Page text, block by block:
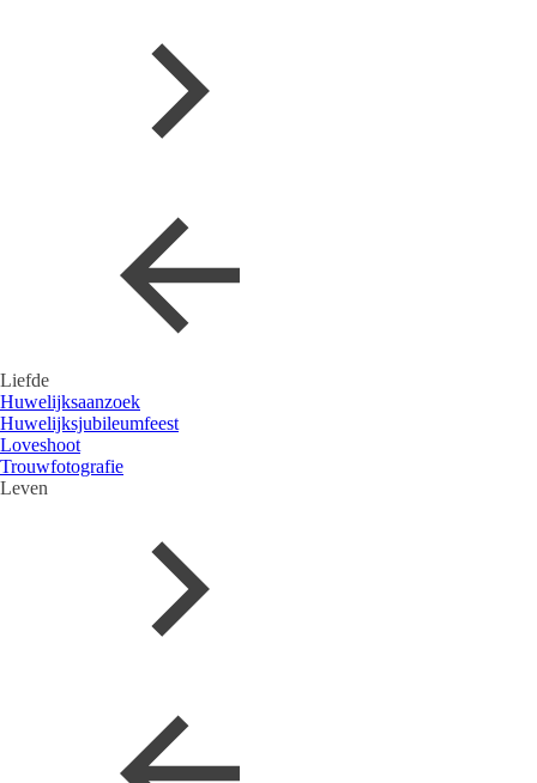
Liefde
Huwelijksaanzoek
Huwelijksjubileumfeest
Loveshoot
Trouwfotografie
Leven